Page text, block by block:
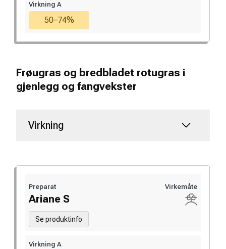
Virkning A
50–74%
Frøugras og bredbladet rotugras i
gjenlegg og fangvekster
Virkning
Preparat
Ariane S
Se produktinfo
Virkemåte
Virkning A